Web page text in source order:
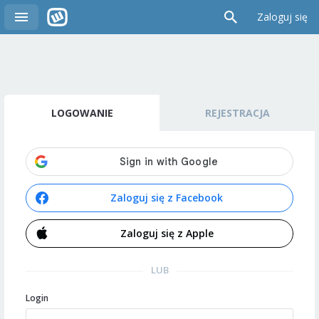
Zaloguj się
LOGOWANIE REJESTRACJA
Zaloguj się z Facebook
Zaloguj się z Apple
LUB
Login